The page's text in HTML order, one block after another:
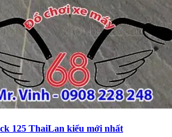
125 ThaiLan kiểu mới nhất